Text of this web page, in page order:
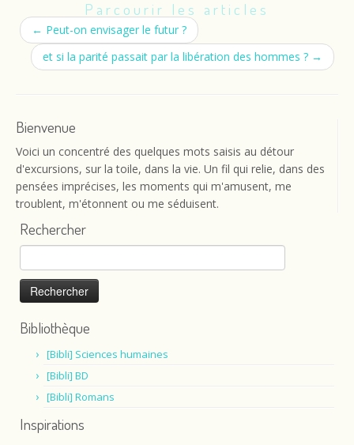
Parcourir les articles
← Peut-on envisager le futur ?
et si la parité passait par la libération des hommes ? →
Bienvenue
Voici un concentré des quelques mots saisis au détour
d'excursions, sur la toile, dans la vie. Un fil qui relie, dans des
pensées imprécises, les moments qui m'amusent, me
troublent, m'étonnent ou me séduisent.
Rechercher
Rechercher :
Bibliothèque
[Bibli] Sciences humaines
[Bibli] BD
[Bibli] Romans
Inspirations